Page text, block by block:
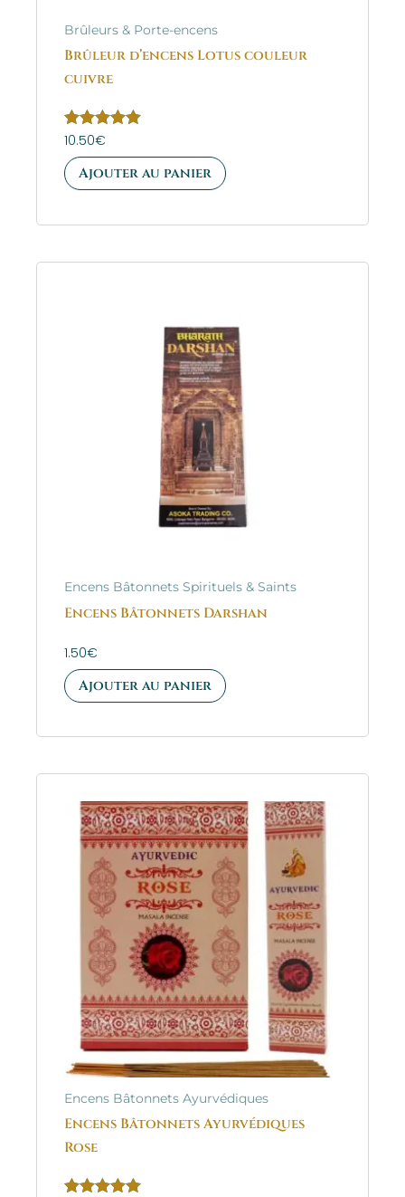
Brûleurs & Porte-encens
Brûleur d’encens Lotus couleur
cuivre
Note
5.00
sur 5
10.50€
Ajouter au panier
Encens Bâtonnets Spirituels & Saints
Encens Bâtonnets Darshan
1.50€
Ajouter au panier
Encens Bâtonnets Ayurvédiques
Encens Bâtonnets Ayurvédiques
Rose